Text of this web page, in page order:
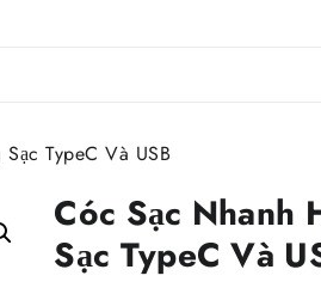
TypeC Và USB
Cóc Sạc
Sạc TypeC Và